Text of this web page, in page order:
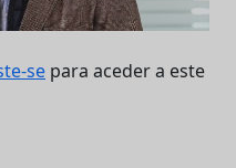
se para aceder a este